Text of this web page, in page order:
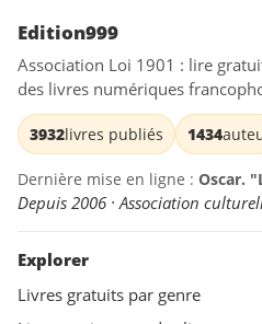
Edition999
Association Loi 1901 : lire
des livres numériques
3932livres publiés 1434
Dernière mise en ligne : Oscar.
Depuis 2006 · Association
Explorer
Livres gratuits par genre